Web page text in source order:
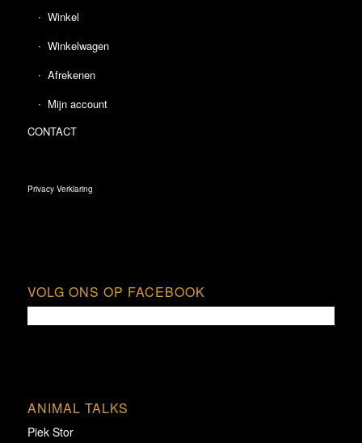
Winkel
Winkelwagen
Afrekenen
Mijn account
CONTACT
Privacy Verklaring
VOLG ONS OP FACEBOOK
ANIMAL TALKS
Piek Stor